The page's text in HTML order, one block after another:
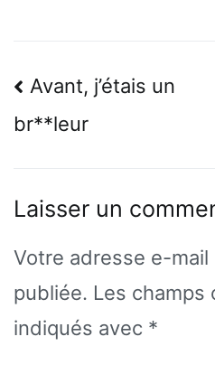
Navigation
de
Avant, j’étais un
br**leur
Laisser un
Votre adresse e-mail
publiée. Les champs
indiqués avec *